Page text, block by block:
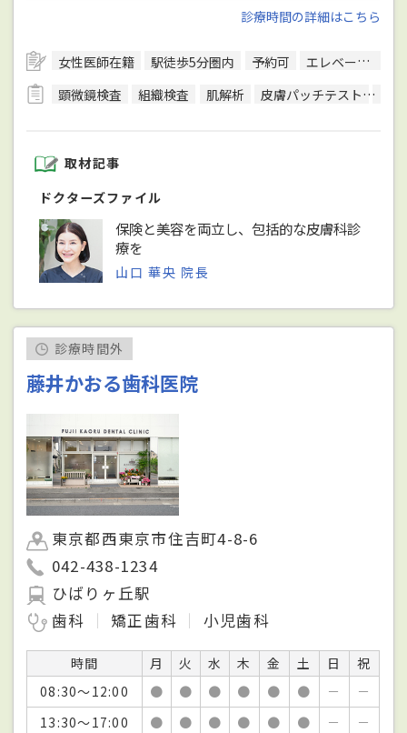
診療時間の詳細はこちら
女性医師在籍 駅徒歩5分圏内 予約可
エレベーターあり
顕微鏡検査
組織検査 肌解析 皮膚パッチテスト
取材記事
ドクターズファイル
保険と美容を両立し、包括的な皮膚科診
療を
山口 華央 院長
診療時間外
藤井かおる歯科医院
東京都西東京市住吉町4-8-6
042-438-1234
ひばりヶ丘駅
歯科
矯正歯科 小児歯科
時間 月 火 水 木 金 土 日
祝
08:30～12:00
● ● ● ● ● ● －
－
13:30～17:00
● ● ● ● ● ● － －